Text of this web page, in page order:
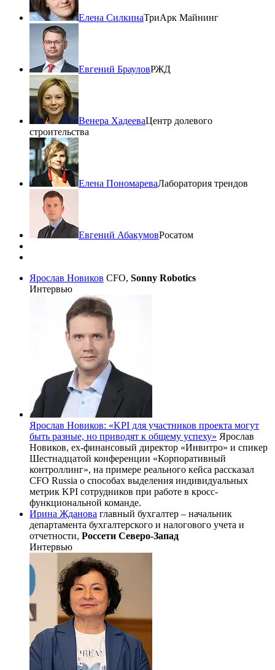
Елена СилкинаТриАрк Майнинг
Евгений БрауловРЖД
Венера ХадееваЦентр долевого
строительства
Елена ПономареваЛаборатория трендов
Евгений АбакумовРосатом
Ярослав Новиков CFO, Sonny Robotics
Интервью
Ярослав Новиков: «KPI для участников проекта могут
быть разные, но приводят к общему успеху» Ярослав
Новиков, ex-финансовый директор «Инвитро» и спикер
Шестнадцатой конференции «Корпоративный
контроллинг», на примере реального кейса рассказал
CFO Russia о способах выделения индивидуальных
метрик KPI сотрудников при работе в кросс-
функциональной команде.
Ирина Жданова главный бухгалтер – начальник
департамента бухгалтерского и налогового учета и
отчетности, Россети Северо-Запад
Интервью